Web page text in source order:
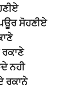
ਸੋਹਣੀਏ
ਨਹੀ
ਰਕਾਨੇ